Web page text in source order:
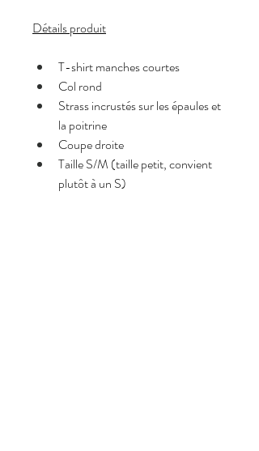
Détails produit
T-shirt manches courtes
Col rond
Strass incrustés sur les épaules et
la poitrine
Coupe droite
Taille S/M (taille petit, convient
plutôt à un S)